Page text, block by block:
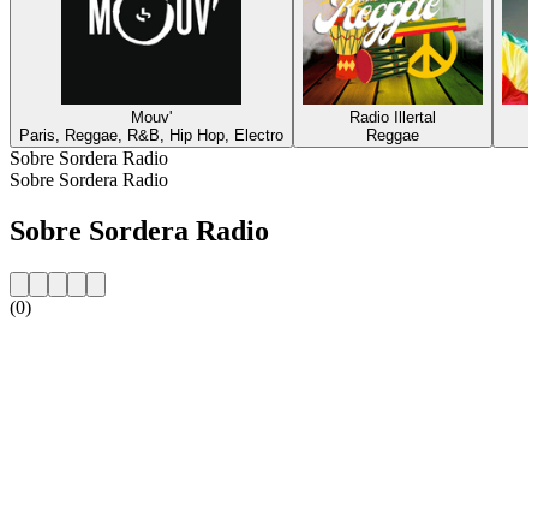
Mouv'
Paris, Reggae, R&B, Hip Hop, Electro
Radio Illertal
Reggae
Sobre Sordera Radio
Sobre Sordera Radio
Sobre Sordera Radio
(0)